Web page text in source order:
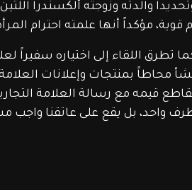
والدته وزوجته ألكسندرا
قوية، مؤكداً أنها علمته احترام
تطرق اللقاء إلى اختياره سفيراً
محاطاً بمنتجات وإعلانات
قيمه مع رسالة العلامة
واحد، بل يقع على عاتقنا واجب